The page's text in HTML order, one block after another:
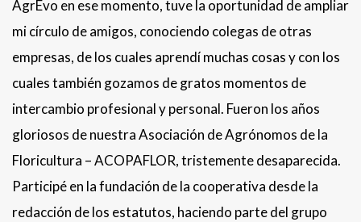
AgrEvo en ese momento, tuve la oportunidad de ampliar
mi círculo de amigos, conociendo colegas de otras
empresas, de los cuales aprendí muchas cosas y con los
cuales también gozamos de gratos momentos de
intercambio profesional y personal. Fueron los años
gloriosos de nuestra Asociación de Agrónomos de la
Floricultura – ACOPAFLOR, tristemente desaparecida.
Participé en la fundación de la cooperativa desde la
redacción de los estatutos, haciendo parte del grupo